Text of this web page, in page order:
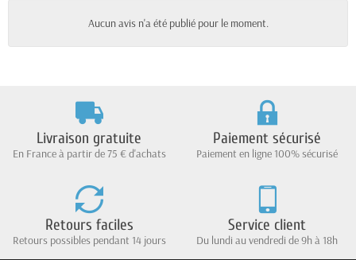
Aucun avis n'a été publié pour le moment.
Livraison gratuite
En France à partir de 75 € d'achats
Paiement sécurisé
Paiement en ligne 100% sécurisé
Retours faciles
Retours possibles pendant 14 jours
Service client
Du lundi au vendredi de 9h à 18h